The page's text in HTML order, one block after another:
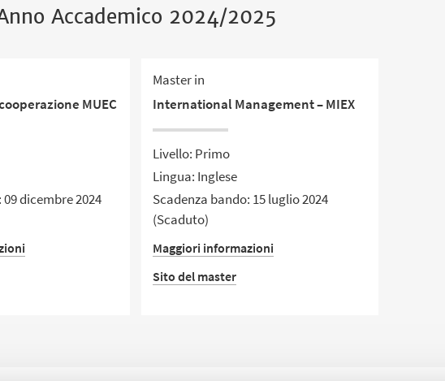
Accademico 2024/2025
MUEC
dicembre 2024
Master in
International Management – MIEX
Livello: Primo
Lingua: Inglese
Scadenza bando: 15 luglio 2024
(Scaduto)
Maggiori informazioni
Sito del master